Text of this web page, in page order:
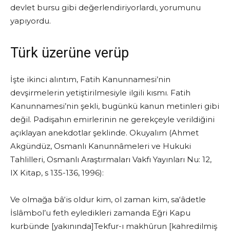
devlet bursu gibi değerlendiriyorlardı, yorumunu
yapıyordu.
Türk üzerüne verüp
İşte ikinci alıntım, Fatih Kanunnamesi’nin
devşirmelerin yetiştirilmesiyle ilgili kısmı. Fatih
Kanunnamesi’nin şekli, bugünkü kanun metinleri gibi
değil. Padişahın emirlerinin ne gerekçeyle verildiğini
açıklayan anekdotlar şeklinde. Okuyalım (Ahmet
Akgündüz, Osmanlı Kanunnâmeleri ve Hukuki
Tahlilleri, Osmanlı Araştırmaları Vakfı Yayınları Nu: 12,
IX Kitap, s 135-136, 1996):
Ve olmağa bâ‘is oldur kim, ol zaman kim, sa‘âdetle
İslâmbol’u feth eyledikleri zamanda Eğri Kapu
kurbünde [yakınında]Tekfur-ı makhûrun [kahredilmiş